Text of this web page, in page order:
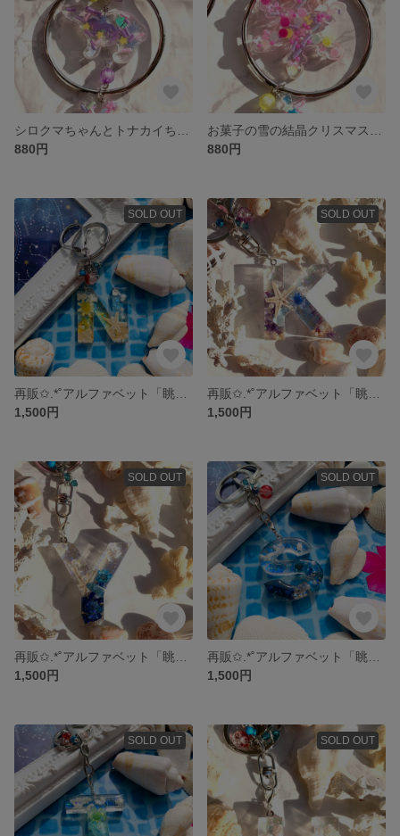
880円
880円
SOLD OUT
1,500円
SOLD OUT
1,500円
SOLD OUT
1,500円
SOLD OUT
1,500円
SOLD OUT SOLD OUT